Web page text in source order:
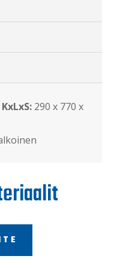
290 x 770 x